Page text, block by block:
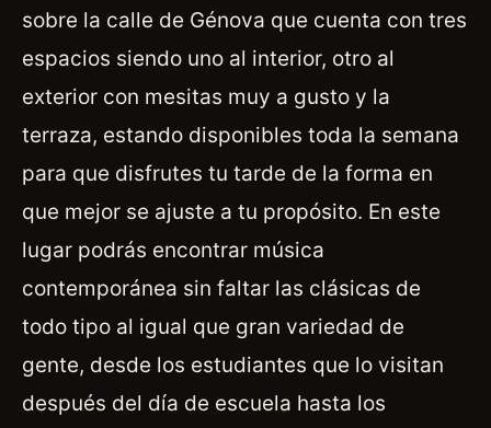
sobre la calle de Génova que cuenta con tres
espacios siendo uno al interior, otro al
exterior con mesitas muy a gusto y la
terraza, estando disponibles toda la semana
para que disfrutes tu tarde de la forma en
que mejor se ajuste a tu propósito. En este
lugar podrás encontrar música
contemporánea sin faltar las clásicas de
todo tipo al igual que gran variedad de
gente, desde los estudiantes que lo visitan
después del día de escuela hasta los